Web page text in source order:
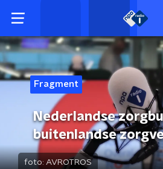
Fragment
Nederlandse
buitenlandse
foto: AVROTROS